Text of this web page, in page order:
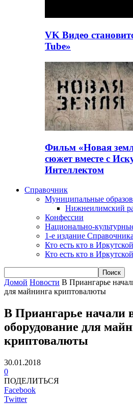
VK Видео
Tube»
Фильм «Новая
сюжет вместе с
Интеллектом
Справочник
Муниципальные
Нижнеилимский
Конфессии
Национально-
1-е издание
Кто есть кто в
Кто есть кто в
Домой Новости В Приангарье
для майнинга криптовалюты
В Приангарье начали
оборудование для
криптовалюты
30.01.2018
0
ПОДЕЛИТЬСЯ
Facebook
Twitter